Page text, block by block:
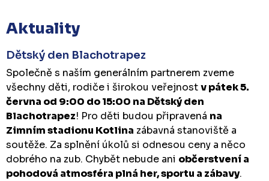
Aktuality
Dětský den Blachotrapez
Společně s naším generálním partnerem zveme
všechny děti, rodiče i širokou veřejnostv pátek 5.
června od 9:00 do 15:00 na Dětský den
Blachotrapez! Pro děti budou připravená na
Zimním stadionu Kotlina zábavná stanoviště a
soutěže. Za splnění úkolů si odnesou ceny a něco
dobrého na zub. Chybět nebude ani občerstvení a
pohodová atmosféra plná her, sportu a zábavy.